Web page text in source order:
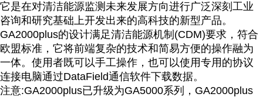
它是在对清洁能源监测未来发展方向进行广泛深刻工业
咨询和研究基础上开发出来的高科技的新型产品。
GA2000plus的设计满足清洁能源机制(CDM)要求，符合
欧盟标准，它将前端复杂的技术和简易方便的操作融为
一体。使用者既可以手工操作，也可以使用专用的协议
连接电脑通过DataField通信软件下载数据。
注意:GA2000plus已升级为GA5000系列，GA2000plus